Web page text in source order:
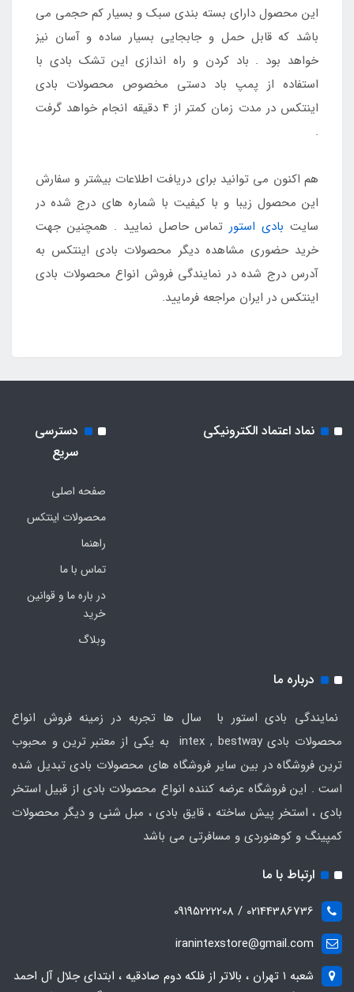
این محصول دارای بسته بندی سبک و بسیار کم حجمی می
باشد که قابل حمل و جابجایی بسیار ساده و آسان نیز
خواهد بود . باد کردن و راه اندازی این تشک بادی با
استفاده از پمپ باد دستی مخصوص محصولات بادی
اینتکس در مدت زمان کمتر از 4 دقیقه انجام خواهد گرفت
.
هم اکنون می توانید برای دریافت اطلاعات بیشتر و سفارش
این محصول زیبا و با کیفیت با شماره های درج شده در
سایت بادی استورتماس حاصل نمایید . همچنین جهت
خرید حضوری مشاهده دیگر محصولات بادی اینتکس به
آدرس درج شده در نمایندگی فروش انواع محصولات بادی
اینتکس در ایران مراجعه فرمایید.
نماد اعتماد الکترونیکی
دسترسی
سریع
صفحه اصلی
محصولات اینتکس
راهنما
تماس با ما
در باره ما و قوانین
خرید
وبلاگ
درباره ما
نمایندگی بادی استور با سال ها تجربه در زمینه فروش انواع
محصولات بادی intex , bestway به یکی از معتبر ترین و محبوب
ترین فروشگاه در بین سایر فروشگاه های محصولات بادی تبدیل شده
است . این فروشگاه عرضه کننده انواع محصولات بادی از قبیل استخر
بادی ، استخر پیش ساخته ، قایق بادی ، مبل شنی و دیگر محصولات
کمپینگ و کوهنوردی و مسافرتی می باشد
ارتباط با ما
02144386736 / 09195222208
iranintexstore@gmail.com
شعبه ۱ تهران ، بالاتر از فلکه دوم صادقیه ، ابتدای جلال آل احمد